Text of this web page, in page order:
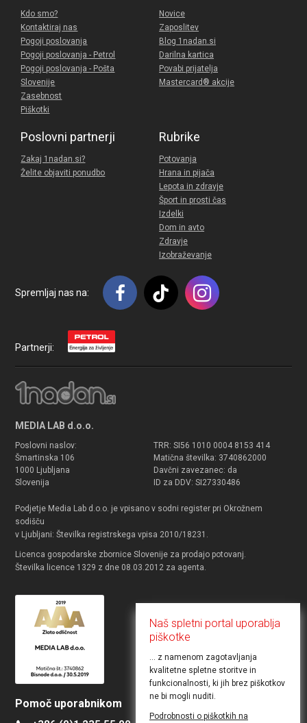
Kdo smo?
Kontaktiraj nas
Pogoji poslovanja
Pogoji poslovanja - Petrol
Pogoji poslovanja - Pošta
Slovenije
Zasebnost
Piškotki
Novice
Zaposlitev
Blog 1nadan.si
Darilna kartica
Povabi prijatelja
Mastercard® akcije
Poslovni partnerji
Zakaj 1nadan.si?
Želite objaviti ponudbo
Rubrike
Potovanja
Hrana in pijača
Lepota in zdravje
Šport in prosti čas
Izdelki
Dom in avto
Zdravje
Izobraževanje
Spremljaj nas na:
Partnerji:
MEDIA LAB d.o.o.
Poslovni naslov:
Šmartinska 106
1000 Ljubljana
Slovenija
TRR: SI56 1010 0004 8153 414
Matična številka: 3740862000
Davčni zavezanec: da
ID za DDV: SI27330486
Podjetje Media Lab d.o.o. je vpisano v sodni register pri Okrožnem
sodišču
v Ljubljani: Številka registrskega vpisa 2010/18231.
Licenca gospodarske zbornice Slovenije za prodajo potovanj.
Številka licence 1329 z dne 08.03.2012 za agenta.
Pomoč uporabnikom Želite objaviti ponudbo
Naš spletni portal uporablja
piškotke
... z namenom zagotavljanja
kvalitetne spletne storitve in
funkcionalnosti, ki jih brez piškotkov
ne bi mogli nuditi.
Podrobnosti o piškotkih na